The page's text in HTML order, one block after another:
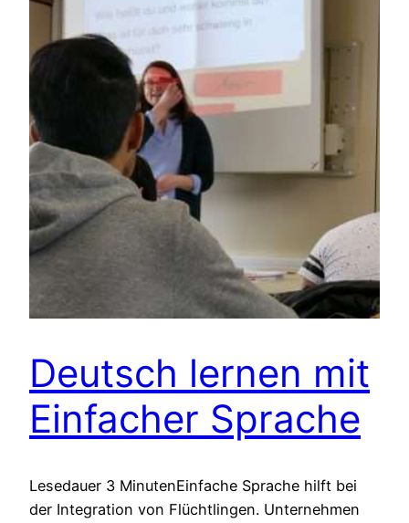
Deutsch lernen mit
Einfacher Sprache
Lesedauer 3 MinutenEinfache Sprache hilft bei
der Integration von Flüchtlingen. Unternehmen